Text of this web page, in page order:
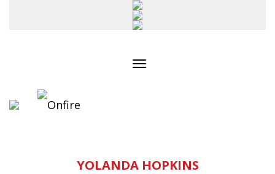
YOLANDA HOPKINS